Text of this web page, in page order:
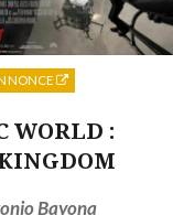
WORLD :
Bayona